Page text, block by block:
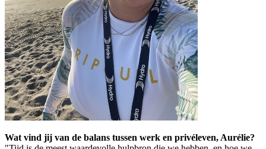
Wat vind jij van de balans tussen werk en privéleven, Aurélie?